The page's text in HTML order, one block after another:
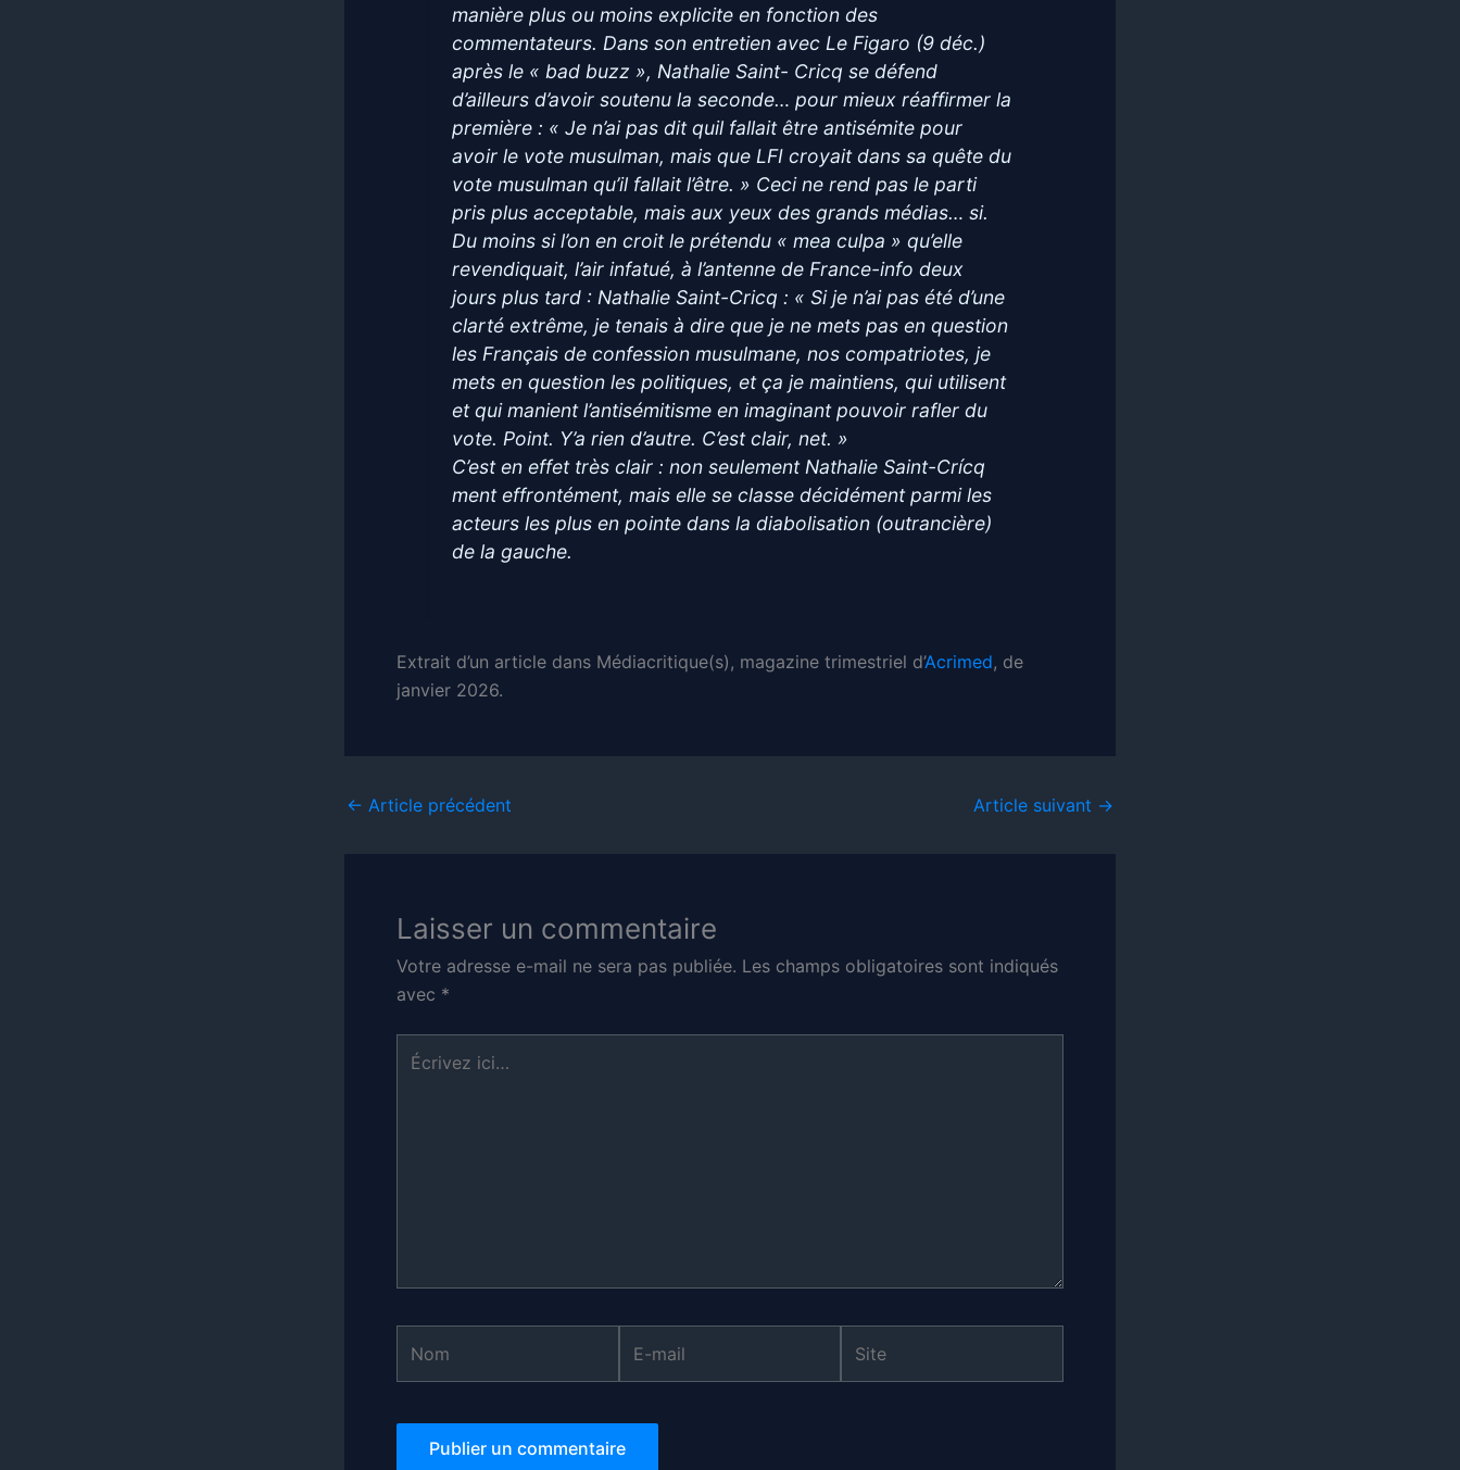
manière plus ou moins explicite en fonction des
commentateurs. Dans son entretien avec Le Figaro (9 déc.)
après le « bad buzz », Nathalie Saint- Cricq se défend
d’ailleurs d’avoir soutenu la seconde… pour mieux réaffirmer la
première : « Je n’ai pas dit quil fallait être antisémite pour
avoir le vote musulman, mais que LFI croyait dans sa quête du
vote musulman qu’il fallait l’être. » Ceci ne rend pas le parti
pris plus acceptable, mais aux yeux des grands médias… si.
Du moins si l’on en croit le prétendu « mea culpa » qu’elle
revendiquait, l’air infatué, à l’antenne de France-info deux
jours plus tard : Nathalie Saint-Cricq : « Si je n’ai pas été d’une
clarté extrême, je tenais à dire que je ne mets pas en question
les Français de confession musulmane, nos compatriotes, je
mets en question les politiques, et ça je maintiens, qui utilisent
et qui manient l’antisémitisme en imaginant pouvoir rafler du
vote. Point. Y’a rien d’autre. C’est clair, net. »
C’est en effet très clair : non seulement Nathalie Saint-Crícq
ment effrontément, mais elle se classe décidément parmi les
acteurs les plus en pointe dans la diabolisation (outrancière)
de la gauche.
Extrait d’un article dans Médiacritique(s), magazine trimestriel d’Acrimed, de
janvier 2026.
← Article précédent Article suivant →
Laisser un commentaire
Votre adresse e-mail ne sera pas publiée. Les champs obligatoires sont indiqués
avec *
Écrivez
ici…
mail